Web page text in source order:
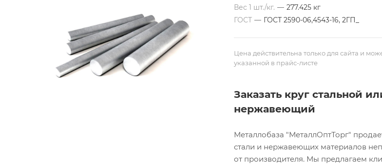
Вес 1 шт./кг. — 277.425 кг
ГОСТ — ГОСТ 2590-06,4543-16, 2ГП_
Цена действительна только для сайта и
указанной в прайс-листе
Заказать круг стальной
нержавеющий
Металлобаза "МеталлОптТорг"
стали и нержавеющих материалов
от производителя. Мы предлагаем